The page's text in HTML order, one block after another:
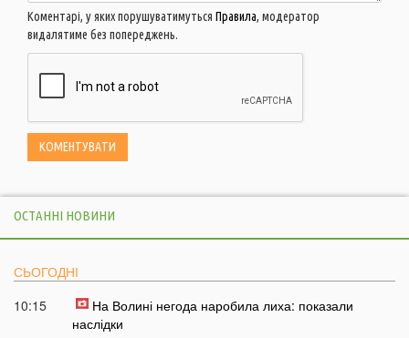
Коментарі, у яких порушуватимуться Правила, модератор
видалятиме без попереджень.
ОСТАННІ НОВИНИ
СЬОГОДНІ
10:15
На Волині негода наробила лиха: показали
наслідки